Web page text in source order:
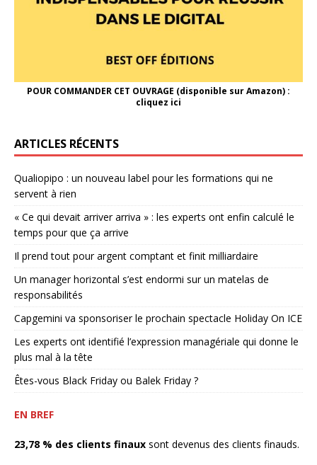
POUR COMMANDER CET OUVRAGE (disponible sur Amazon) :
cliquez ici
ARTICLES RÉCENTS
Qualiopipo : un nouveau label pour les formations qui ne
servent à rien
« Ce qui devait arriver arriva » : les experts ont enfin calculé le
temps pour que ça arrive
Il prend tout pour argent comptant et finit milliardaire
Un manager horizontal s’est endormi sur un matelas de
responsabilités
Capgemini va sponsoriser le prochain spectacle Holiday On ICE
Les experts ont identifié l’expression managériale qui donne le
plus mal à la tête
Êtes-vous Black Friday ou Balek Friday ?
EN BREF
23,78 % des clients finaux sont devenus des clients finauds.